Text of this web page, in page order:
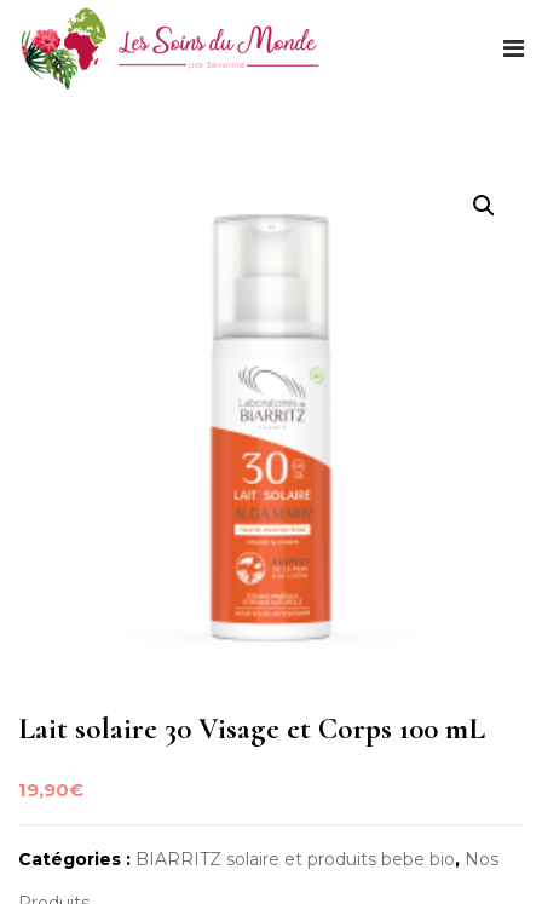
Lait solaire 30 Visage et Corps 100 mL
19,90€
Catégories : BIARRITZ solaire et produits bebe bio, Nos